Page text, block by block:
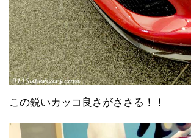
この鋭いカッコ良さがささる！！